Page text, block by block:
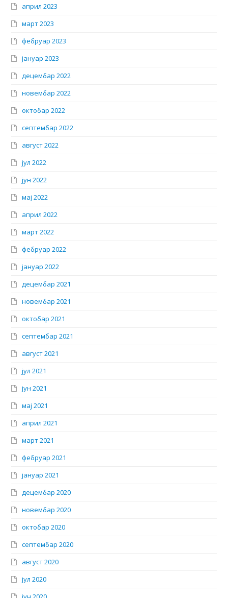
април 2023
март 2023
фебруар 2023
јануар 2023
децембар 2022
новембар 2022
октобар 2022
септембар 2022
август 2022
јул 2022
јун 2022
мај 2022
април 2022
март 2022
фебруар 2022
јануар 2022
децембар 2021
новембар 2021
октобар 2021
септембар 2021
август 2021
јул 2021
јун 2021
мај 2021
април 2021
март 2021
фебруар 2021
јануар 2021
децембар 2020
новембар 2020
октобар 2020
септембар 2020
август 2020
јул 2020